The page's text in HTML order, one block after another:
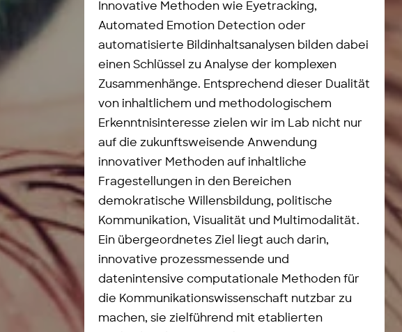
Innovative Methoden wie Eyetracking,
Automated Emotion Detection oder
automatisierte Bildinhaltsanalysen bilden dabei
einen Schlüssel zu Analyse der komplexen
Zusammenhänge. Entsprechend dieser Dualität
von inhaltlichem und methodologischem
Erkenntnisinteresse zielen wir im Lab nicht nur
auf die zukunftsweisende Anwendung
innovativer Methoden auf inhaltliche
Fragestellungen in den Bereichen
demokratische Willensbildung, politische
Kommunikation, Visualität und Multimodalität.
Ein übergeordnetes Ziel liegt auch darin,
innovative prozessmessende und
datenintensive computationale Methoden für
die Kommunikationswissenschaft nutzbar zu
machen, sie zielführend mit etablierten